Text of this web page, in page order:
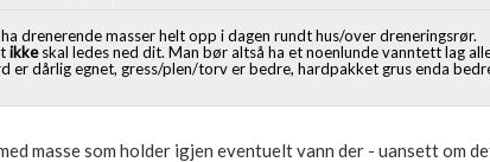
drenerende masser helt opp i dagen rundt hus/over dreneringsrør.
ikkeskal ledes ned dit. Man bør altså ha et noenlunde vanntett lag
dårlig egnet, gress/plen/torv er bedre, hardpakket grus enda
masse som holder igjen eventuelt vann der - uansett om